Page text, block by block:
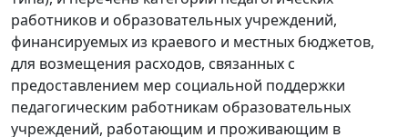
работников и образовательных учреждений,
финансируемых из краевого и местных бюджетов,
для возмещения расходов, связанных с
предоставлением мер социальной поддержки
педагогическим работникам образовательных
учреждений, работающим и проживающим в